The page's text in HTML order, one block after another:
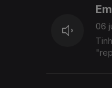
06